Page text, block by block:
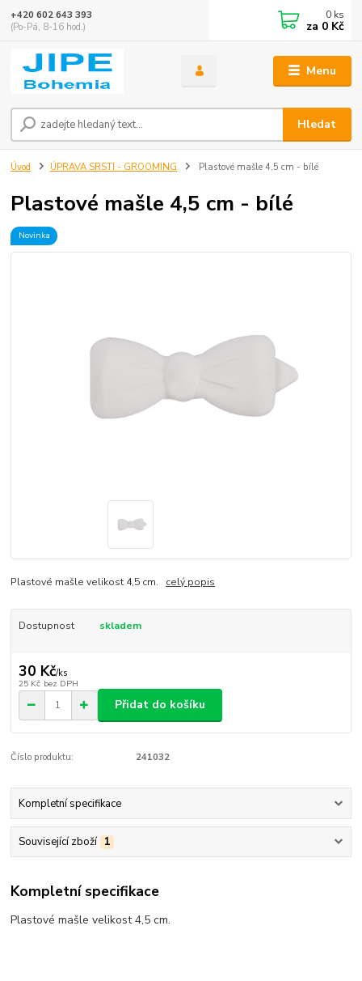
Menu
Hledat
+420 602 643 393
(Po-Pá, 8-16 hod.)
0 ks
za 0 Kč
Úvod ÚPRAVA SRSTI - GROOMING Plastové mašle 4,5 cm - bílé
Plastové mašle 4,5 cm - bílé
Novinka
Plastové mašle velikost 4,5 cm. celý popis
Dostupnost skladem
30 Kč/ks
25 Kč bez DPH
Přidat do košíku
Číslo produktu: 241032
Kompletní specifikace
Související zboží 1
Kompletní specifikace
Plastové mašle velikost 4,5 cm.